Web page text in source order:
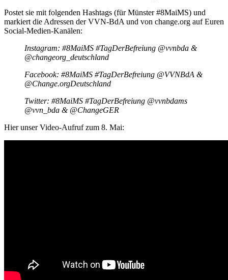
Postet sie mit folgenden Hashtags (für Münster #8MaiMS) und
markiert die Adressen der VVN-BdA und von change.org auf Euren
Social-Medien-Kanälen:
Instagram: #8MaiMS #TagDerBefreiung @vvnbda &
@changeorg_deutschland
Facebook: #8MaiMS #TagDerBefreiung @VVNBdA &
@Change.orgDeutschland
Twitter: #8MaiMS #TagDerBefreiung @vvnbdams
@vvn_bda & @ChangeGER
Hier unser Video-Aufruf zum 8. Mai: